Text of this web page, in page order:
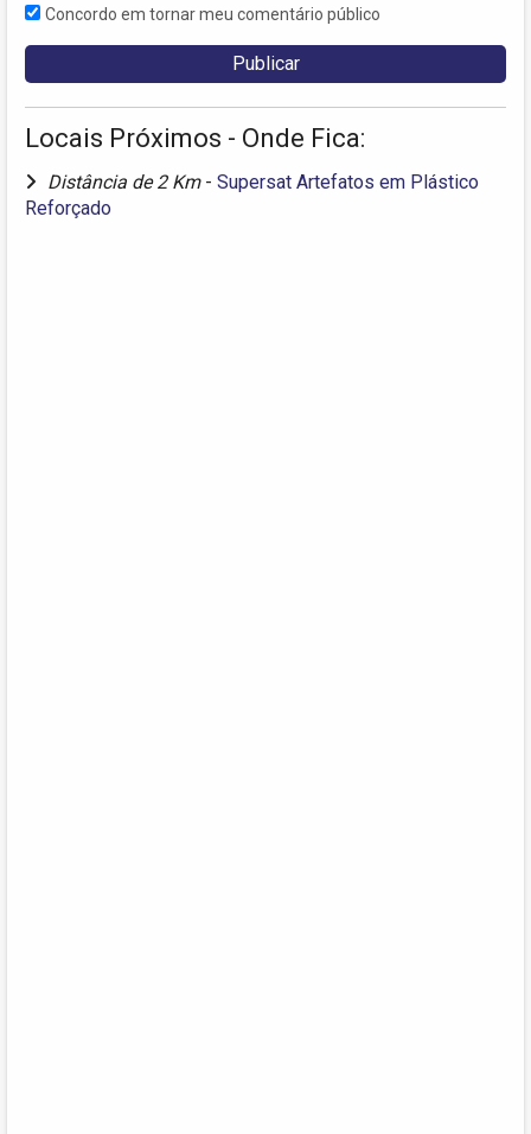
Concordo em tornar meu comentário público
Locais Próximos - Onde Fica:
Distância de 2 Km - Supersat Artefatos em Plástico
Reforçado